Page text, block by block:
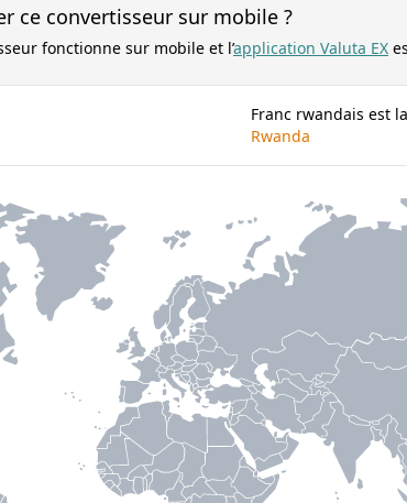
ce convertisseur sur mobile ?
fonctionne sur mobile et l’application Valuta EX
Franc rwandais est
Rwanda